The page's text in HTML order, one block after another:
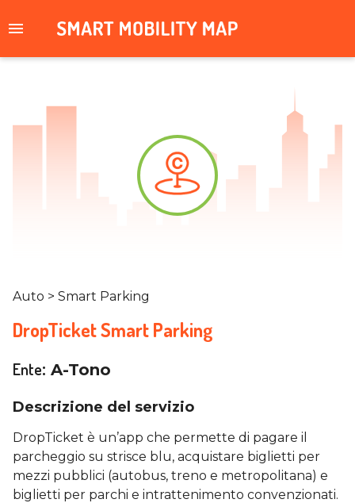
Auto > Smart Parking
DropTicket Smart Parking
Ente: A-Tono
Descrizione del servizio
DropTicket è un’app che permette di pagare il
parcheggio su strisce blu, acquistare biglietti per
mezzi pubblici (autobus, treno e metropolitana) e
biglietti per parchi e intrattenimento convenzionati.